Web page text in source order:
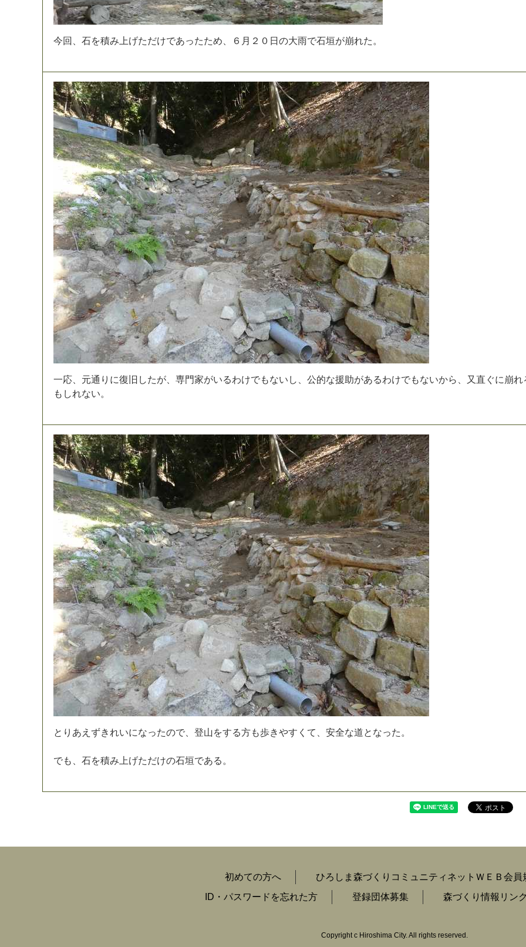
今回 石を積み 上げただけであったため ６ 月 ２ ０ 日 の大雨で石垣が崩れた 。
一応 元通 り に復 旧 したが 専門家がいるわけでもない し 公的な援助があるわけでもないから 又 直 ぐに 崩れ
も しれない。
と り あ え ずき れいになったので 登山をする方も歩きやす く て 安全な道と なった 。
でも 石を積み 上げただけの石垣である 。
初めての方へ
ひろしま森づくりコミュニティネットＷＥＢ会員
ID・パスワードを忘れた方
登録団体募集 森づくり情報リン
Copyright c Hiroshima City. All rights reserved.